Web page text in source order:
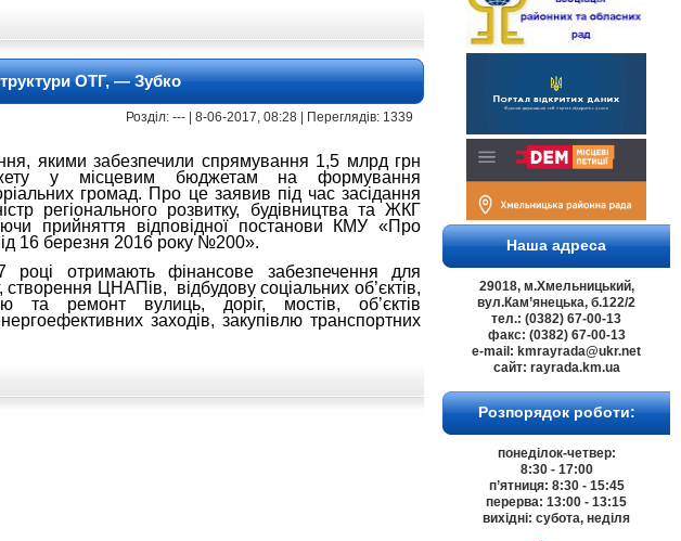
Наша адреса
29018, м.Хмельницький,
вул.Кам’янецька, б.122/2
тел.: (0382) 67-00-13
факс: (0382) 67-00-13
e-mail: kmrayrada@ukr.net
сайт: rayrada.km.ua
Розпорядок роботи:
понеділок-четвер:
8:30 - 17:00
п’ятниця: 8:30 - 15:45
перерва: 13:00 - 13:15
вихідні: субота, неділя
ОТГ, — Зубко
Розділ: --- | 8-06-2017, 08:28 | Переглядів: 1339
якими забезпечили спрямування 1,5 млрд грн
у місцевим бюджетам на формування
громад. Про це заявив під час засідання
регіонального розвитку, будівництва та ЖКГ
прийняття відповідної постанови КМУ «Про
16 березня 2016 року №200».
отримають фінансове забезпечення для
ЦНАПів, відбудову соціальних об’єктів,
та ремонт вулиць, доріг, мостів, об’єктів
заходів, закупівлю транспортних